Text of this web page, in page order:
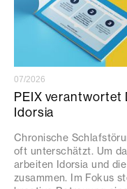
07/2026
PEIX verantwortet
Idorsia
Chronische
oft unterschätzt. Um
arbeiten Idorsia und
zusammen. Im Fokus